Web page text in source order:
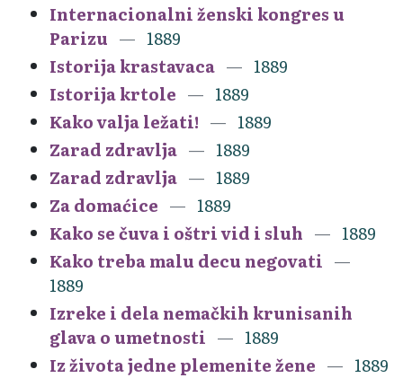
Internacionalni ženski kongres u
Parizu
1889
Istorija krastavaca
1889
Istorija krtole
1889
Kako valja ležati!
1889
Zarad zdravlja
1889
Zarad zdravlja
1889
Za domaćice
1889
Kako se čuva i oštri vid i sluh
1889
Kako treba malu decu negovati
1889
Izreke i dela nemačkih krunisanih
glava o umetnosti
1889
Iz života jedne plemenite žene
1889